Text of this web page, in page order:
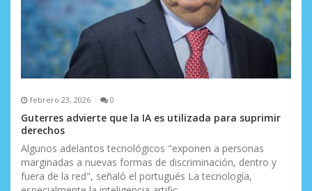
febrero 23, 2026 0
Guterres advierte que la IA es utilizada para suprimir
derechos
Algunos adelantos tecnológicos "exponen a personas
marginadas a nuevas formas de discriminación, dentro y
fuera de la red", señaló el portugués La tecnología,